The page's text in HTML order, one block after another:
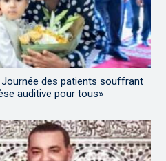
des patients souffrant
auditive pour tous»